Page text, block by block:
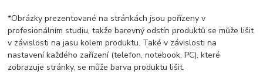
*Obrázky prezentované na stránkách jsou pořízeny v
profesionálním studiu, takže barevný odstín produktů se může lišit
v závislosti na jasu kolem produktu. Také v závislosti na
nastavení každého zařízení (telefon, notebook, PC), které
zobrazuje stránky, se může barva produktu lišit.